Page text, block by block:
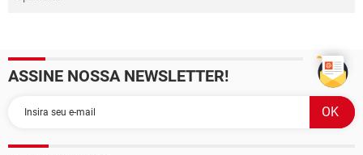
ASSINE NOSSA NEWSLETTER!